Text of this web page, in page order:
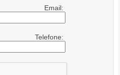
Email:
Telefone: